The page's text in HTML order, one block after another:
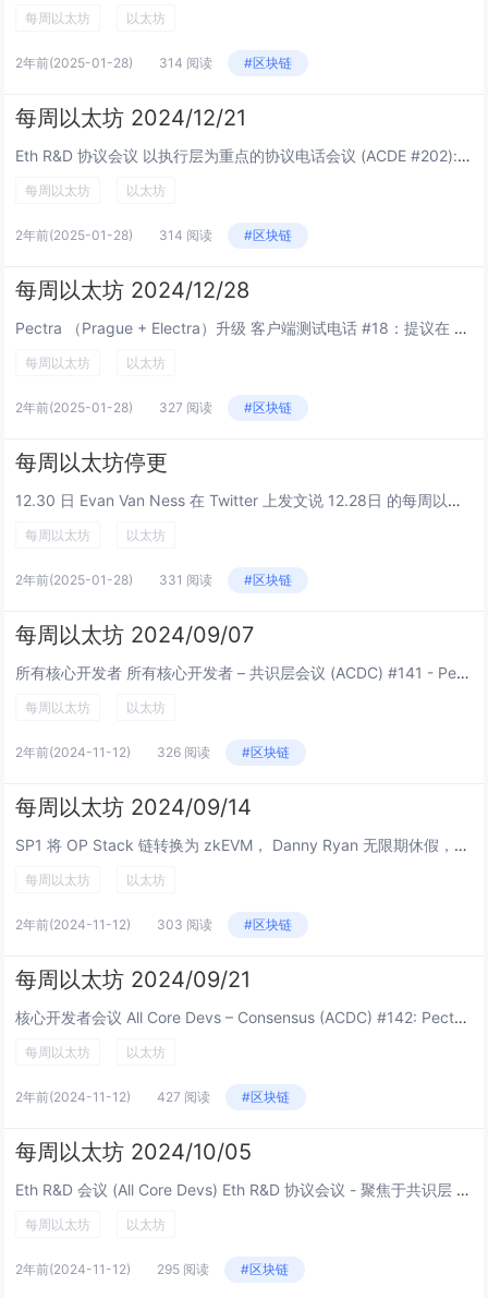
每周以太坊 以太坊
2年前(2025-01-28) 314 阅读 #区块链
每周以太坊 2024/12/21
Eth R&D 协议会议 以执行层为重点的协议电话会议 (ACDE #202): Pectra 升级: Pectra-devnet-5 规范: 当足够的...
每周以太坊 以太坊
2年前(2025-01-28) 314 阅读 #区块链
每周以太坊 2024/12/28
Pectra （Prague + Electra）升级 客户端测试电话 #18：提议在 EL 配置中将更新比例添加到 EIP7840 blob 计划，并讨论了 EIP2935 系统合约的审计反馈 Pectra 范围暂时确定，经过...
每周以太坊 以太坊
2年前(2025-01-28) 327 阅读 #区块链
每周以太坊停更
12.30 日 Evan Van Ness 在 Twitter 上发文说 12.28日 的每周以太坊是最后一篇了，又在2025年1月1日通过 Twitter 和邮件通知每周以太坊停更。 登链社区 2021年底从 ETHFans 接棒翻译每...
每周以太坊 以太坊
2年前(2025-01-28) 331 阅读 #区块链
每周以太坊 2024/09/07
所有核心开发者 所有核心开发者 – 共识层会议 (ACDC) #141 - Pectra (布拉格 + Electra) 升级: Pectra-devnet-2: Prysm 修复最终性错误，已弃用...
每周以太坊 以太坊
2年前(2024-11-12) 326 阅读 #区块链
每周以太坊 2024/09/14
SP1 将 OP Stack 链转换为 zkEVM， Danny Ryan 无限期休假，Pectra 分两次升级提议 & cbBTC 上线 所有核心开发者 所有核心开发者 – 执行层会议 (ACDE) #196 - Pe...
每周以太坊 以太坊
2年前(2024-11-12) 303 阅读 #区块链
每周以太坊 2024/09/21
核心开发者会议 All Core Devs – Consensus (ACDC) #142: Pectra-devnet-3: 由坏块模糊测试器发现的问题正在调试中 Pectra 升级拆分讨论:...
每周以太坊 以太坊
2年前(2024-11-12) 427 阅读 #区块链
每周以太坊 2024/10/05
Eth R&D 会议 (All Core Devs) Eth R&D 协议会议 - 聚焦于共识层 (ACDC #143): Pectra 升级: Pectra-devnet-3...
每周以太坊 以太坊
2年前(2024-11-12) 295 阅读 #区块链